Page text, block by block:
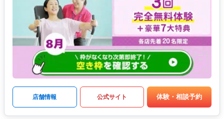
店舗情報 公式サイト 体験・相談予約